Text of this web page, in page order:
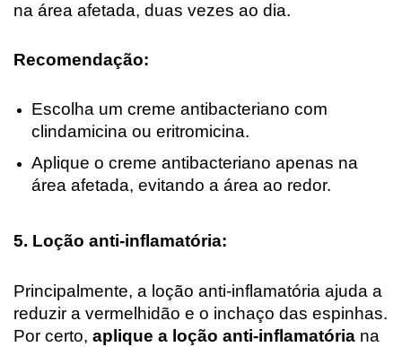
na área afetada, duas vezes ao dia.
Recomendação:
Escolha um creme antibacteriano com
clindamicina ou eritromicina.
Aplique o creme antibacteriano apenas na
área afetada, evitando a área ao redor.
5. Loção anti-inflamatória:
Principalmente, a loção anti-inflamatória ajuda a
reduzir a vermelhidão e o inchaço das espinhas.
Por certo, aplique a loção anti-inflamatória na